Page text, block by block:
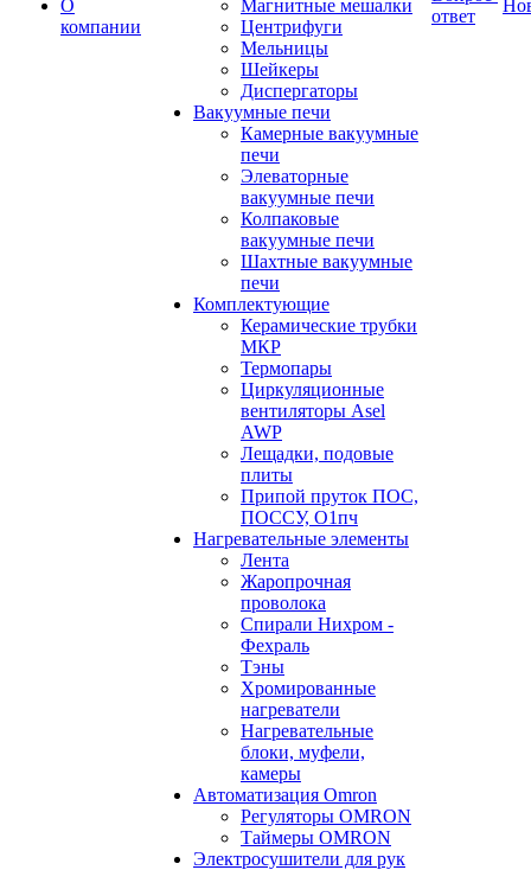
О
компании
Магнитные мешалки
Центрифуги
Мельницы
Шейкеры
Диспергаторы
Вакуумные печи
Камерные вакуумные
печи
Элеваторные
вакуумные печи
Колпаковые
вакуумные печи
Шахтные вакуумные
печи
Комплектующие
Керамические трубки
МКР
Термопары
Циркуляционные
вентиляторы Asel
AWP
Лещадки, подовые
плиты
Припой пруток ПОС,
ПОССУ, О1пч
Нагревательные элементы
Лента
Жаропрочная
проволока
Спирали Нихром -
Фехраль
Тэны
Хромированные
нагреватели
Нагревательные
блоки, муфели,
камеры
Автоматизация Omron
Регуляторы OMRON
Таймеры OMRON
Электросушители для рук
ответ